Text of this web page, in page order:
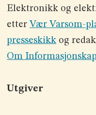
Elektronikk og
etter Vær Varsom-
presseskikkog
Om
Utgiver